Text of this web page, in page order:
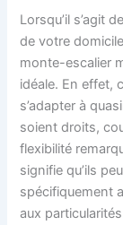
Lorsqu’il s’agit
de votre
monte-escalier
idéale. En effet,
s’adapter à
soient droits,
flexibilité
signifie qu’ils
spécifiquement
aux